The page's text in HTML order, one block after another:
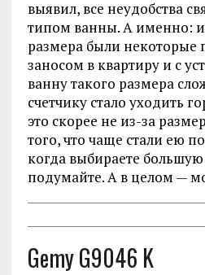
выявил, все неудобства
типом ванны. А именно:
размера были некоторые
заносом в квартиру и с
ванну такого размера
счетчику стало уходить
это скорее не из-за
того, что чаще стали ею
когда выбираете
подумайте. А в целом —
Gemy G9046 K